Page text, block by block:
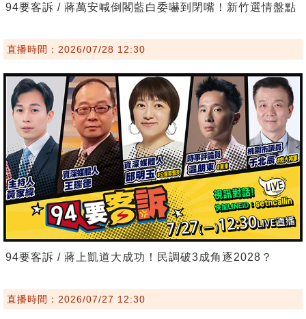
94要客訴 / 蔣萬安喊倒閣藍白委嚇到閉嘴！新竹選情盤點
直播時間：2026/07/28 12:30
94要客訴 / 蔣上凱道大成功！民調破3成角逐2028？
直播時間：2026/07/27 12:30